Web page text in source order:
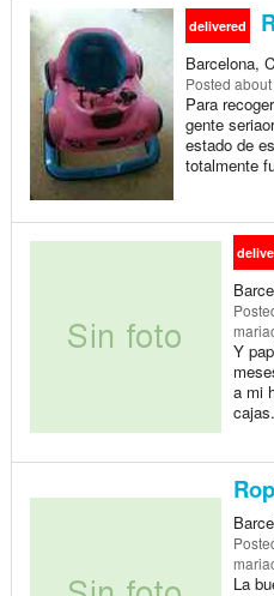
delivered
Barcelona,
Posted
Para
gente
estado de
totalmente
Y
a mi
La